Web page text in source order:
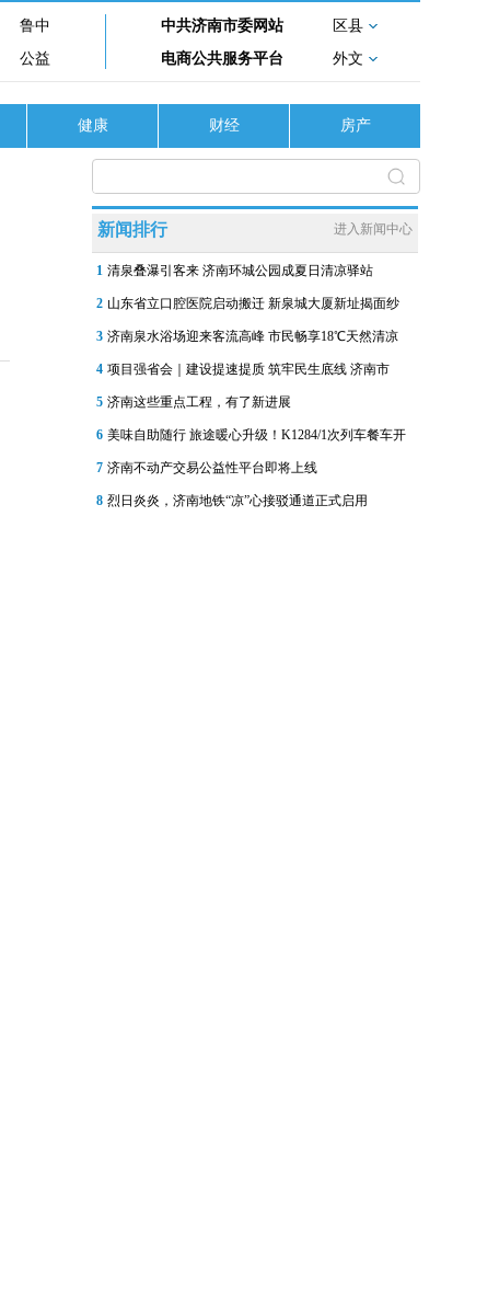
鲁中
公益
中共济南市委网站
区县
电商公共服务平台
外文
健康 财经 房产
新闻排行 进入新闻中心
1 清泉叠瀑引客来 济南环城公园成夏日清凉驿站
2 山东省立口腔医院启动搬迁 新泉城大厦新址揭面纱
3 济南泉水浴场迎来客流高峰 市民畅享18℃天然清凉
4 项目强省会｜建设提速提质 筑牢民生底线 济南市
5 济南这些重点工程，有了新进展
6 美味自助随行 旅途暖心升级！K1284/1次列车餐车开
7 济南不动产交易公益性平台即将上线
8 烈日炎炎，济南地铁“凉”心接驳通道正式启用